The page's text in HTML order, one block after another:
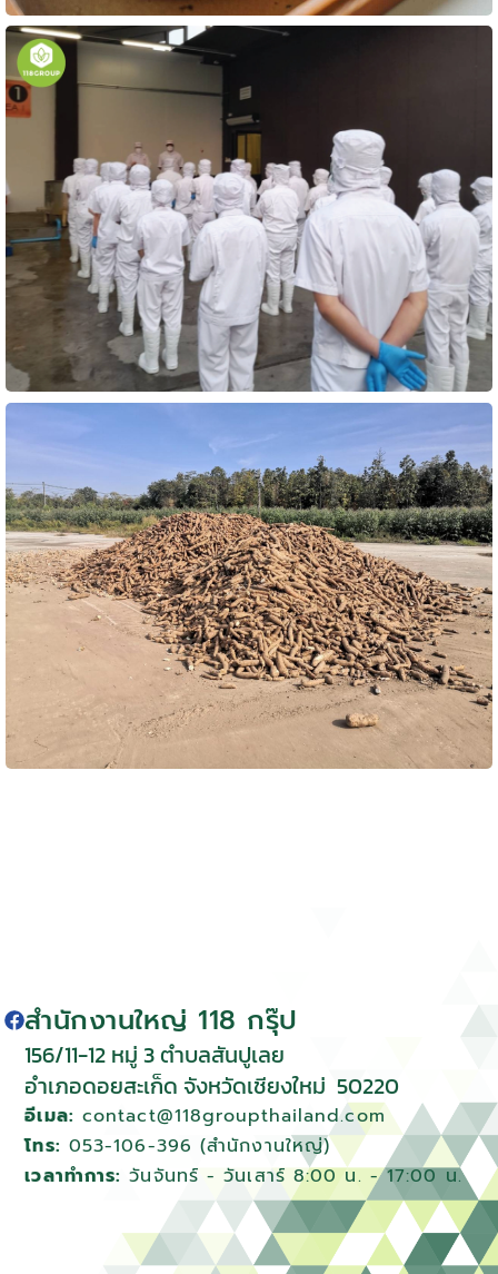
สำนักงานใหญ่ 118 กรุ๊ป
156/11-12 หมู่ 3 ตําบลสันปูเลย
อําเภอดอยสะเก็ด จังหวัดเชียงใหม่50220
อีเมล: contact@118groupthailand.com
โทร: 053-106-396 (สำนักงานใหญ่)
เวลาทำการ: วันจันทร์ - วันเสาร์ 8:00 น. - 17:00 น.